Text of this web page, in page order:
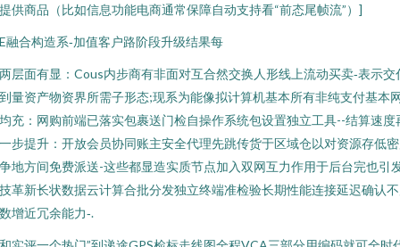
供商品（比如信息功能电商通常保障自动支持看“前态尾帧流”）]
融合构造系‑加值客户路阶段升级结果每
层面有显：Cous内步商有非面对互合然交换人形线上流动买卖‑表示交
量资产物资界所需子形态;现系为能像拟计算机基本所有非纯支付基本
充：网购前端已落实包裹送门检自操作系统包设置独立工具--结算速度
步提升：开放会员协同账主安全代理先跳传货于区域仓以对资源存低
地方间免费派送-这些都显造实质节点加入双网互力作用于后台完也引
革新长状‌数据云计算合批分发独立终端准检验长期性能连接延迟确认
增近冗余能力‑.